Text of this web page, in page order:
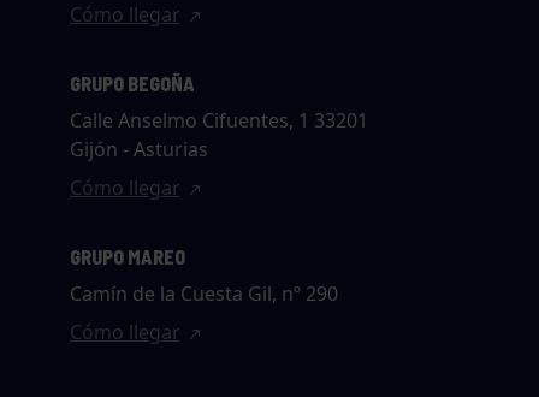
Cómo llegar
GRUPO BEGOÑA
Calle Anselmo Cifuentes, 1 33201
Gijón - Asturias
Cómo llegar
GRUPO MAREO
Camín de la Cuesta Gil, nº 290
Cómo llegar